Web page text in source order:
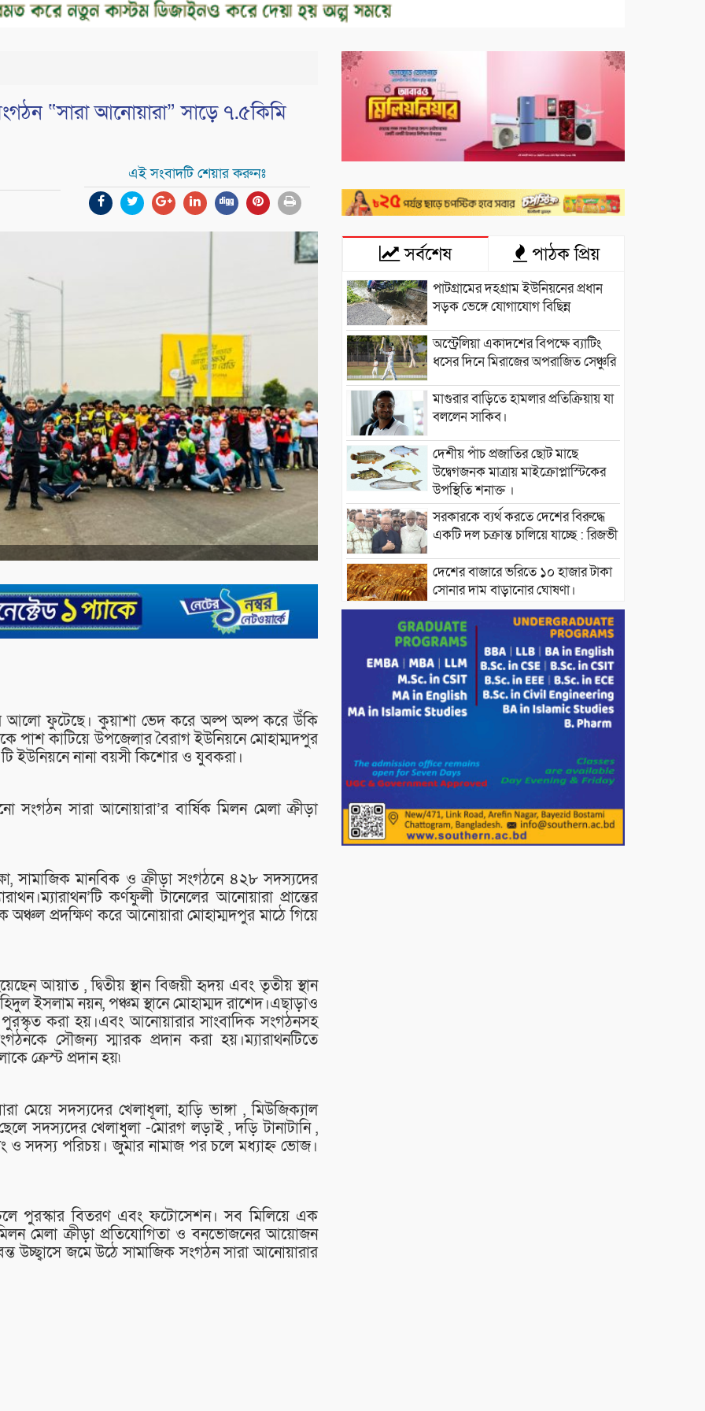
“সারা আনোয়ারা” সাড়ে ৭.৫কিমি
এই সংবাদটি শেয়ার করুনঃ
আলো ফুটেছে। কুয়াশা ভেদ করে অল্প অল্প করে উঁকি
পাশ কাটিয়ে উপজেলার বৈরাগ ইউনিয়নে মোহাম্মদপুর
ইউনিয়নে নানা বয়সী কিশোর ও যুবকরা।
সংগঠন সারা আনোয়ারা’র বার্ষিক মিলন মেলা ক্রীড়া
সামাজিক মানবিক ও ক্রীড়া সংগঠনে ৪২৮ সদস্যদের
কর্ণফুলী টানেলের আনোয়ারা প্রান্তের
অঞ্চল প্রদক্ষিণ করে আনোয়ারা মোহাম্মদপুর মাঠে গিয়ে
আয়াত , দ্বিতীয় স্থান বিজয়ী হৃদয় এবং তৃতীয় স্থান
ইসলাম নয়ন, পঞ্চম স্থানে মোহাম্মদ রাশেদ।এছাড়াও
করা হয়।এবং আনোয়ারার সাংবাদিক সংগঠনসহ
সৌজন্য স্মারক প্রদান করা হয়।ম্যারাথনটিতে
ক্রেস্ট প্রদান হয়৷
সদস্যদের খেলাধূলা, হাড়ি ভাঙ্গা , মিউজিক্যাল
সদস্যদের খেলাধুলা -মোরগ লড়াই , দড়ি টানাটানি ,
ও সদস্য পরিচয়। জুমার নামাজ পর চলে মধ্যাহ্ন ভোজ।
চলে পুরস্কার বিতরণ এবং ফটোসেশন। সব মিলিয়ে এক
মেলা ক্রীড়া প্রতিযোগিতা ও বনভোজনের আয়োজন
উচ্ছ্বাসে জমে উঠে সামাজিক সংগঠন সারা আনোয়ারার
সর্বশেষ পাঠক প্রিয়
পাটগ্রামের দহগ্রাম ইউনিয়নের প্রধান
সড়ক ভেঙ্গে যোগাযোগ বিছিন্ন
অস্ট্রেলিয়া একাদশের বিপক্ষে ব্যাটিং
ধসের দিনে মিরাজের অপরাজিত সেঞ্চুরি
মাগুরার বাড়িতে হামলার প্রতিক্রিয়ায় যা
বললেন সাকিব।
দেশীয় পাঁচ প্রজাতির ছোট মাছে
উদ্বেগজনক মাত্রায় মাইক্রোপ্লাস্টিকের
উপস্থিতি শনাক্ত ।
সরকারকে ব্যর্থ করতে দেশের বিরুদ্ধে
একটি দল চক্রান্ত চালিয়ে যাচ্ছে : রিজভী
দেশের বাজারে ভরিতে ১০ হাজার টাকা
সোনার দাম বাড়ানোর ঘোষণা।
ভারপ্রাপ্ত রাষ্ট্রপতি হাফিজ উদ্দিন
আহমদের সাথে এইচটি বাংলা অনলাইন
পোর্টাল ও আইপি টিভির সম্পাদক মোঃ
ইসমাইল হোসেনের সৌজন্য সাক্ষাৎ।
পাটগ্রামে জুলাই অভ্যুত্থান দিবস
উপলক্ষে ১১দলীয় গণ মিছিল ও গণ
পোরশায় গণঅভ্যুত্থান দিবসে শহিদ ও
জুলাই যোদ্ধাদের সংবর্ধনা।
১১ দলীয় ঐক্য পোরশা উপজেলা শাখার
আয়োজনে ৫ আগস্ট জুলাই অভ্যুত্থানের